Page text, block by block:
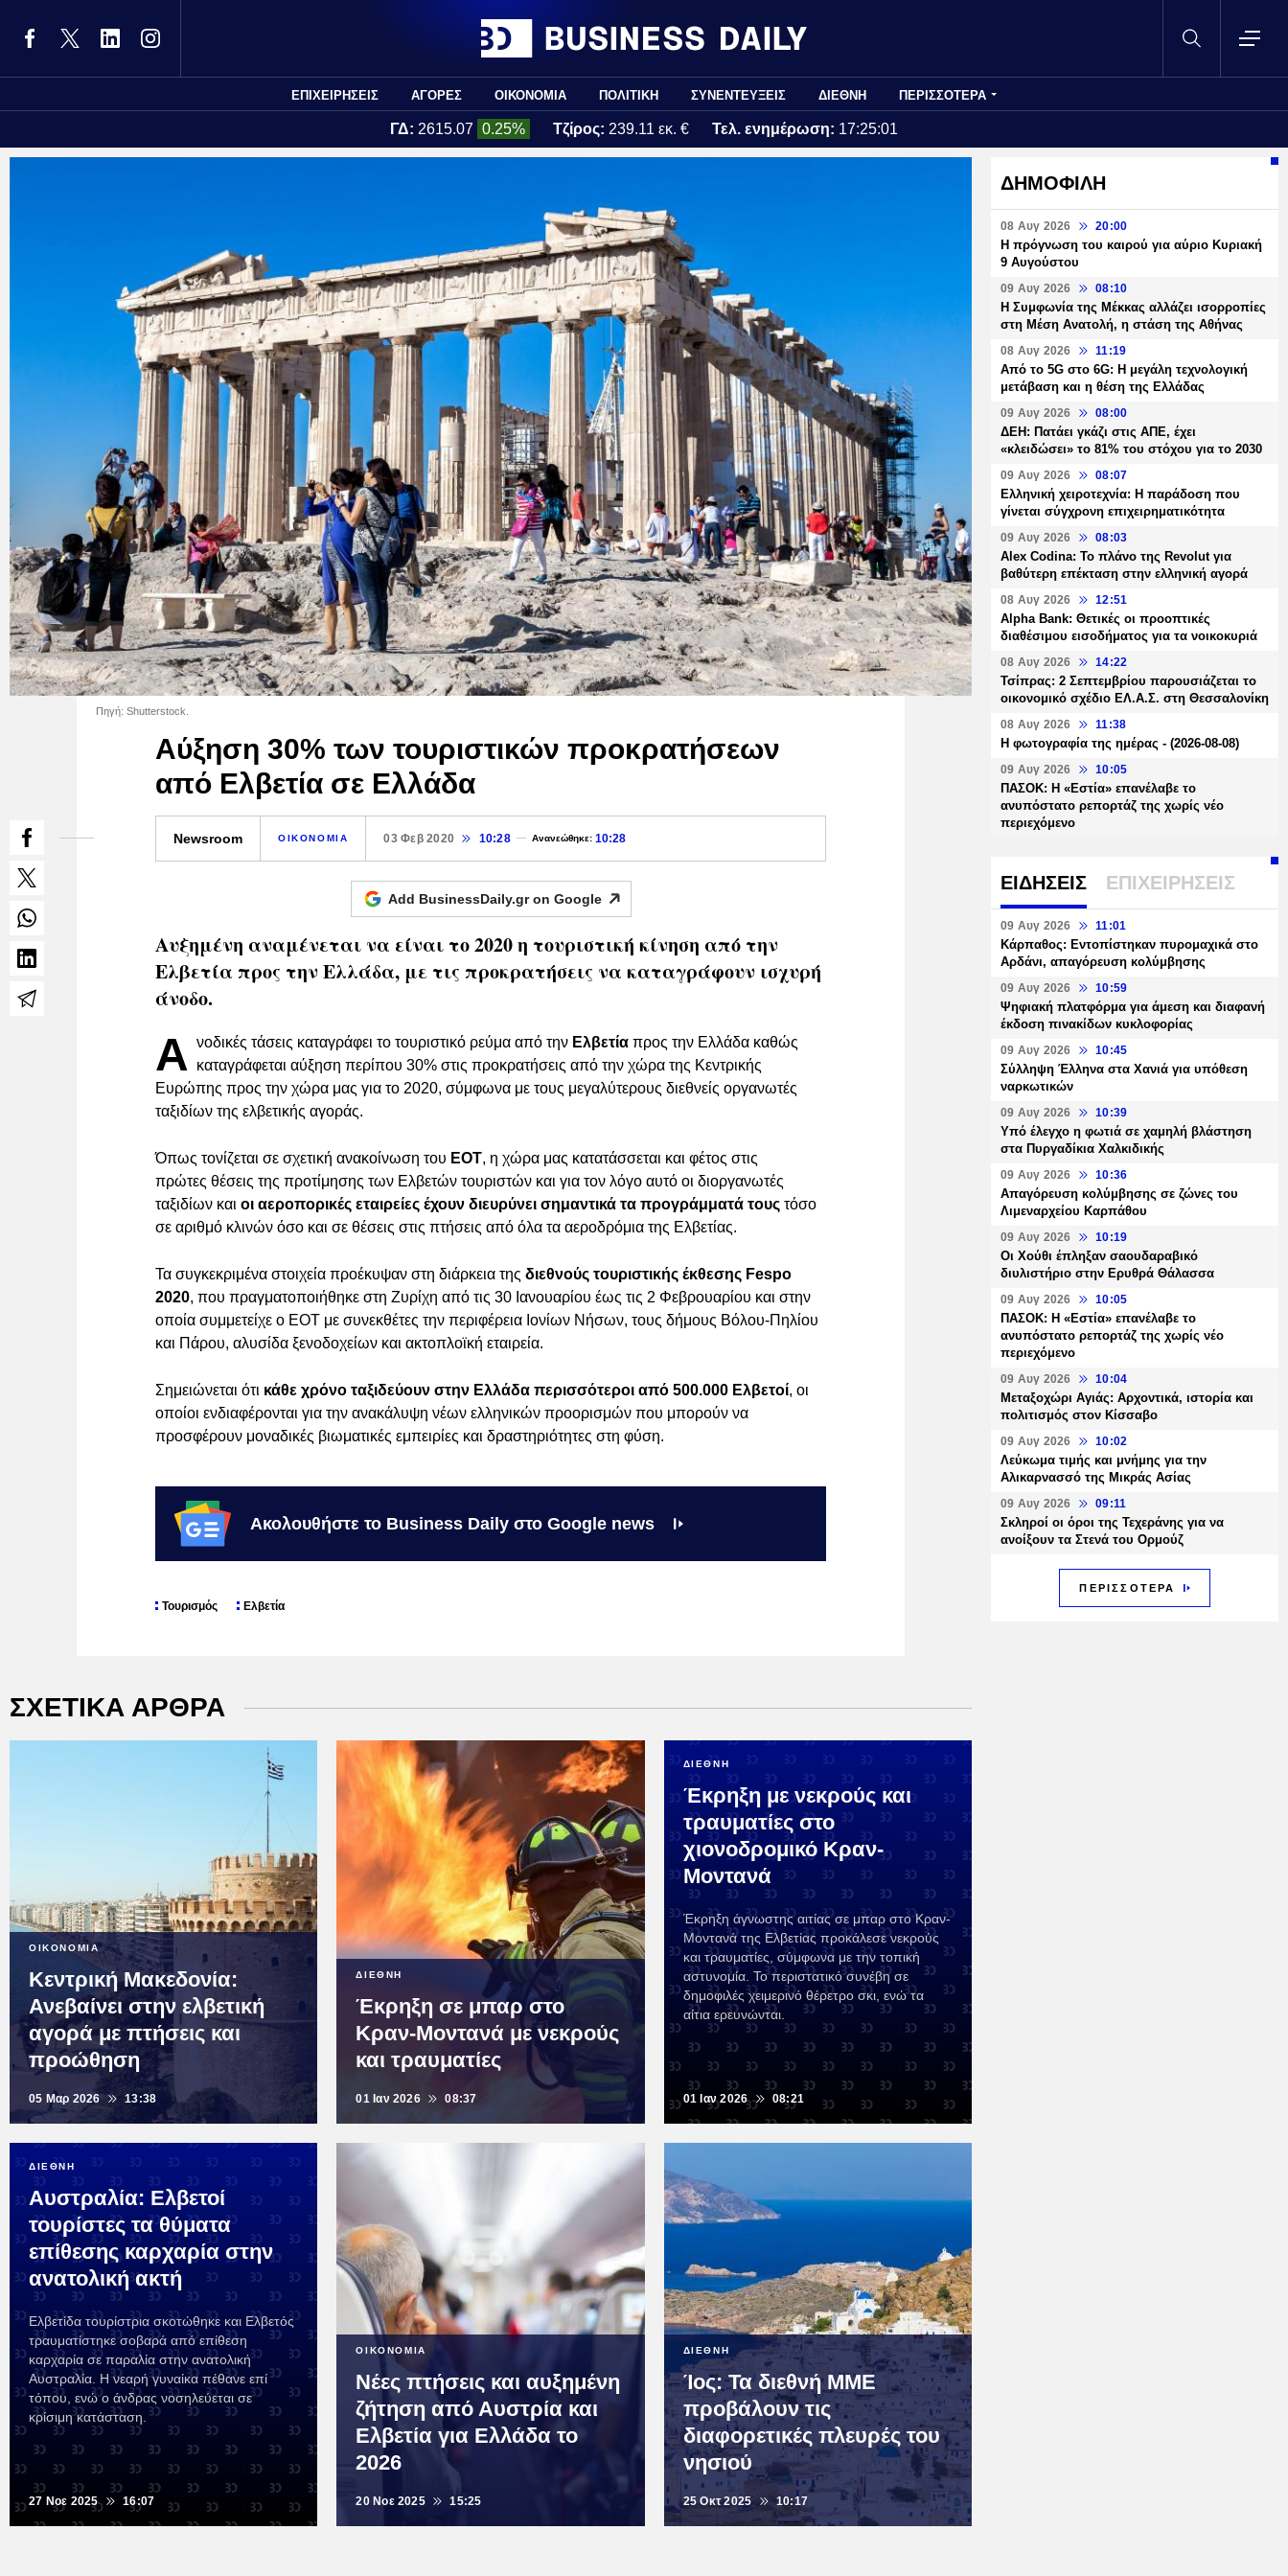
ΕΠΙΧΕΙΡΗΣΕΙΣ ΑΓΟΡΕΣ ΟΙΚΟΝΟΜΙΑ ΠΟΛΙΤΙΚΗ ΣΥΝΕΝΤΕΥΞΕΙΣ ΔΙΕΘΝΗ ΠΕΡΙΣΣΟΤΕΡΑ
ΓΔ: 2615.07 0.25% Τζίρος: 239.11 εκ. € Τελ. ενημέρωση: 17:25:01
Πηγή: Shutterstock.
Αύξηση 30% των τουριστικών προκρατήσεων
από Ελβετία σε Ελλάδα
Newsroom ΟΙΚΟΝΟΜΙΑ 03 Φεβ 2020 10:28 Ανανεώθηκε:10:28
Add BusinessDaily.gr on Google
Αυξημένη αναμένεται να είναι το 2020 η τουριστική κίνηση από την
Ελβετία προς την Ελλάδα, με τις προκρατήσεις να καταγράφουν ισχυρή
άνοδο.
Α νοδικές τάσεις καταγράφει το τουριστικό ρεύμα από την Ελβετία προς την Ελλάδα καθώς
καταγράφεται αύξηση περίπου 30% στις προκρατήσεις από την χώρα της Κεντρικής
Ευρώπης προς την χώρα μας για το 2020, σύμφωνα με τους μεγαλύτερους διεθνείς οργανωτές
ταξιδίων της ελβετικής αγοράς.
Όπως τονίζεται σε σχετική ανακοίνωση του ΕΟΤ, η χώρα μας κατατάσσεται και φέτος στις
πρώτες θέσεις της προτίμησης των Ελβετών τουριστών και για τον λόγο αυτό οι διοργανωτές
ταξιδίων και οι αεροπορικές εταιρείες έχουν διευρύνει σημαντικά τα προγράμματά τους τόσο
σε αριθμό κλινών όσο και σε θέσεις στις πτήσεις από όλα τα αεροδρόμια της Ελβετίας.
Τα συγκεκριμένα στοιχεία προέκυψαν στη διάρκεια της διεθνούς τουριστικής έκθεσης Fespo
2020, που πραγματοποιήθηκε στη Ζυρίχη από τις 30 Ιανουαρίου έως τις 2 Φεβρουαρίου και στην
οποία συμμετείχε ο ΕΟΤ με συνεκθέτες την περιφέρεια Ιονίων Νήσων, τους δήμους Βόλου-Πηλίου
και Πάρου, αλυσίδα ξενοδοχείων και ακτοπλοϊκή εταιρεία.
Σημειώνεται ότι κάθε χρόνο ταξιδεύουν στην Ελλάδα περισσότεροι από 500.000 Ελβετοί, οι
οποίοι ενδιαφέρονται για την ανακάλυψη νέων ελληνικών προορισμών που μπορούν να
προσφέρουν μοναδικές βιωματικές εμπειρίες και δραστηριότητες στη φύση.
Ακολουθήστε το Business Daily στο Google news
Τουρισμός Ελβετία
ΣΧΕΤΙΚΑ ΑΡΘΡΑ
ΟΙΚΟΝΟΜΙΑ
Κεντρική Μακεδονία:
Ανεβαίνει στην ελβετική
αγορά με πτήσεις και
προώθηση
05 Μαρ 2026 13:38
ΔΙΕΘΝΗ
Έκρηξη σε μπαρ στο
Κραν-Μοντανά με νεκρούς
και τραυματίες
01 Ιαν 2026 08:37
ΔΙΕΘΝΗ
Έκρηξη με νεκρούς και
τραυματίες στο
χιονοδρομικό Κραν-
Μοντανά
Έκρηξη άγνωστης αιτίας σε μπαρ στο Κραν-
Μοντανά της Ελβετίας προκάλεσε νεκρούς
και τραυματίες, σύμφωνα με την τοπική
αστυνομία. Το περιστατικό συνέβη σε
δημοφιλές χειμερινό θέρετρο σκι, ενώ τα
αίτια ερευνώνται.
01 Ιαν 2026 08:21
ΔΙΕΘΝΗ
Αυστραλία: Ελβετοί
τουρίστες τα θύματα
επίθεσης καρχαρία στην
ανατολική ακτή
Ελβετίδα τουρίστρια σκοτώθηκε και Ελβετός
τραυματίστηκε σοβαρά από επίθεση
καρχαρία σε παραλία στην ανατολική
Αυστραλία. Η νεαρή γυναίκα πέθανε επί
τόπου, ενώ ο άνδρας νοσηλεύεται σε
κρίσιμη κατάσταση.
27 Νοε 2025 16:07
ΟΙΚΟΝΟΜΙΑ
Νέες πτήσεις και αυξημένη
ζήτηση από Αυστρία και
Ελβετία για Ελλάδα το
2026
20 Νοε 2025 15:25
ΔΙΕΘΝΗ
Ίος: Τα διεθνή ΜΜΕ
προβάλουν τις
διαφορετικές πλευρές του
νησιού
25 Οκτ 2025 10:17
ΔΗΜΟΦΙΛΗ
08 Αυγ 2026 20:00
Η πρόγνωση του καιρού για αύριο Κυριακή
9 Αυγούστου
09 Αυγ 2026 08:10
Η Συμφωνία της Μέκκας αλλάζει ισορροπίες
στη Μέση Ανατολή, η στάση της Αθήνας
08 Αυγ 2026 11:19
Από το 5G στο 6G: Η μεγάλη τεχνολογική
μετάβαση και η θέση της Ελλάδας
09 Αυγ 2026 08:00
ΔΕΗ: Πατάει γκάζι στις ΑΠΕ, έχει
«κλειδώσει» το 81% του στόχου για το 2030
09 Αυγ 2026 08:07
Ελληνική χειροτεχνία: Η παράδοση που
γίνεται σύγχρονη επιχειρηματικότητα
09 Αυγ 2026 08:03
Alex Codina: Το πλάνο της Revolut για
βαθύτερη επέκταση στην ελληνική αγορά
08 Αυγ 2026 12:51
Alpha Bank: Θετικές οι προοπτικές
διαθέσιμου εισοδήματος για τα νοικοκυριά
08 Αυγ 2026 14:22
Τσίπρας: 2 Σεπτεμβρίου παρουσιάζεται το
οικονομικό σχέδιο ΕΛ.Α.Σ. στη Θεσσαλονίκη
08 Αυγ 2026 11:38
Η φωτογραφία της ημέρας - (2026-08-08)
09 Αυγ 2026 10:05
ΠΑΣΟΚ: Η «Εστία» επανέλαβε το
ανυπόστατο ρεπορτάζ της χωρίς νέο
περιεχόμενο
ΕΙΔΗΣΕΙΣ ΕΠΙΧΕΙΡΗΣΕΙΣ
09 Αυγ 2026 11:01
Κάρπαθος: Εντοπίστηκαν πυρομαχικά στο
Αρδάνι, απαγόρευση κολύμβησης
09 Αυγ 2026 10:59
Ψηφιακή πλατφόρμα για άμεση και διαφανή
έκδοση πινακίδων κυκλοφορίας
09 Αυγ 2026 10:45
Σύλληψη Έλληνα στα Χανιά για υπόθεση
ναρκωτικών
09 Αυγ 2026 10:39
Υπό έλεγχο η φωτιά σε χαμηλή βλάστηση
στα Πυργαδίκια Χαλκιδικής
09 Αυγ 2026 10:36
Απαγόρευση κολύμβησης σε ζώνες του
Λιμεναρχείου Καρπάθου
09 Αυγ 2026 10:19
Οι Χούθι έπληξαν σαουδαραβικό
διυλιστήριο στην Ερυθρά Θάλασσα
09 Αυγ 2026 10:05
ΠΑΣΟΚ: Η «Εστία» επανέλαβε το
ανυπόστατο ρεπορτάζ της χωρίς νέο
περιεχόμενο
09 Αυγ 2026 10:04
Μεταξοχώρι Αγιάς: Αρχοντικά, ιστορία και
πολιτισμός στον Κίσσαβο
09 Αυγ 2026 10:02
Λεύκωμα τιμής και μνήμης για την
Αλικαρνασσό της Μικράς Ασίας
09 Αυγ 2026 09:11
Σκληροί οι όροι της Τεχεράνης για να
ανοίξουν τα Στενά του Ορμούζ
ΠΕΡΙΣΣΟΤΕΡΑ